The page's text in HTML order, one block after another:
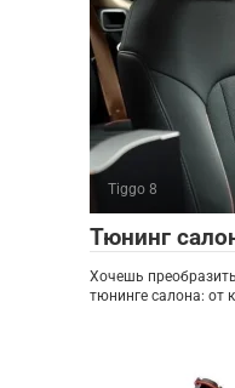
Tiggo 8
Тюнинг
Хочешь
тюнинге салона: от